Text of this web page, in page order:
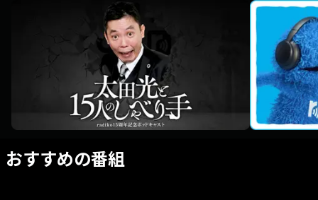
おすすめの番組